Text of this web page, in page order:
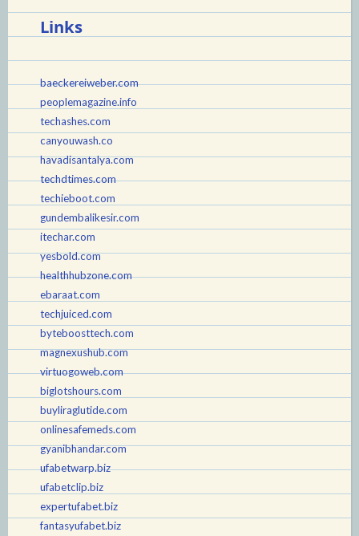
Links
baeckereiweber.com
peoplemagazine.info
techashes.com
canyouwash.co
havadisantalya.com
techdtimes.com
techieboot.com
gundembalikesir.com
itechar.com
yesbold.com
healthhubzone.com
ebaraat.com
techjuiced.com
byteboosttech.com
magnexushub.com
virtuogoweb.com
biglotshours.com
buyliraglutide.com
onlinesafemeds.com
gyanibhandar.com
ufabetwarp.biz
ufabetclip.biz
expertufabet.biz
fantasyufabet.biz